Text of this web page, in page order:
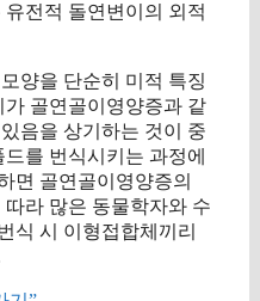
전적 돌연변이의 외적
양을 단순히 미적 특징
골연골이영양증과 같
음을 상기하는 것이 중
를 번식시키는 과정에
면 골연골이영양증의
라 많은 동물학자와 수
식 시 이형접합체끼리